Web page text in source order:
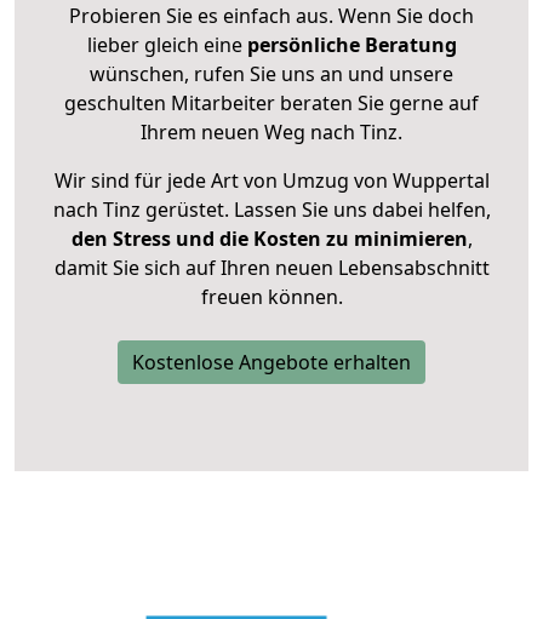
Probieren Sie es einfach aus. Wenn Sie doch
lieber gleich eine persönliche Beratung
wünschen, rufen Sie uns an und unsere
geschulten Mitarbeiter beraten Sie gerne auf
Ihrem neuen Weg nach Tinz.
Wir sind für jede Art von Umzug von Wuppertal
nach Tinz gerüstet. Lassen Sie uns dabei helfen,
den Stress und die Kosten zu minimieren,
damit Sie sich auf Ihren neuen Lebensabschnitt
freuen können.
Kostenlose Angebote erhalten